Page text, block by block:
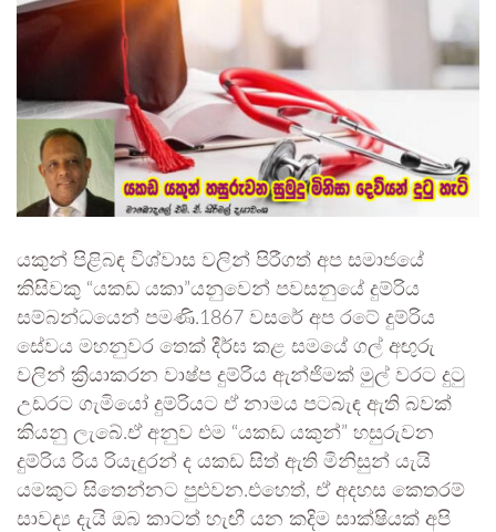
යකුන් පිළිබඳ විශ්වාස වලින් පිරීගත් අප සමාජයේ
කිසිවකු “යකඩ යකා”යනුවෙන් පවසනුයේ දුම්රිය
සම්බන්ධයෙන් පමණි.1867 වසරේ අප රටේ දුම්රිය
සේවය මහනුවර තෙක් දීර්ඝ කළ සමයේ ගල් අඟුරු
වලින් ක්‍රියාකරන වාෂ්ප දුම්රිය ඇන්ජිමක් මුල් වරට දුටු
උඩරට ගැමියෝ දුම්රියට ඒ නාමය පටබැඳ ඇති බවක්
කියනු ලැබේ.ඒ අනුව එම “යකඩ යකුන්” හසුරුවන
දුම්රිය රිය රියැදුරන් ද යකඩ සිත් ඇති මිනිසුන් යැයි
යමකුට සිතෙන්නට පුළුවන.එහෙත්, ඒ අදහස කෙතරම්
සාවද්‍ය දැයි ඔබ කාටත් හැඟී යන කදිම සාක්ෂියක් අපි